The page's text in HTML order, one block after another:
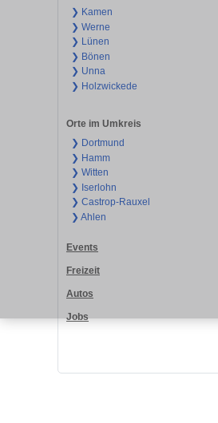
❯ Kamen
❯ Werne
❯ Lünen
❯ Bönen
❯ Unna
❯ Holzwickede
Orte im Umkreis
❯ Dortmund
❯ Hamm
❯ Witten
❯ Iserlohn
❯ Castrop-Rauxel
❯ Ahlen
Events
Freizeit
Autos
Jobs